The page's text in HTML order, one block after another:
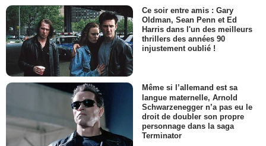
Ce soir entre amis : Gary
Oldman, Sean Penn et Ed
Harris dans l'un des meilleurs
thrillers des années 90
injustement oublié !
Même si l’allemand est sa
langue maternelle, Arnold
Schwarzenegger n’a pas eu le
droit de doubler son propre
personnage dans la saga
Terminator